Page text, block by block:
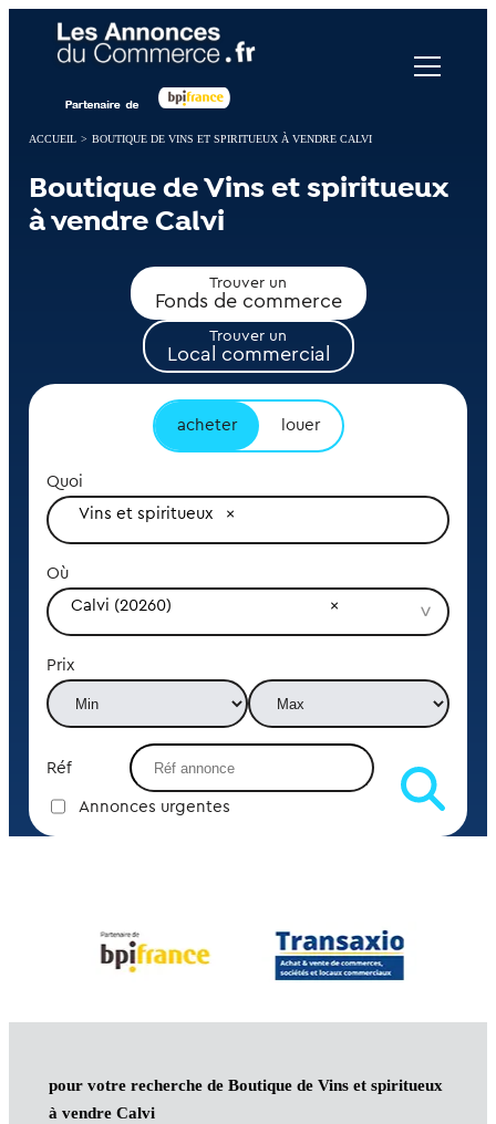
ACCUEIL > BOUTIQUE DE VINS ET SPIRITUEUX À VENDRE CALVI
Boutique de Vins et spiritueux
à vendre Calvi
Trouver un
Fonds de commerce
Trouver un
Local commercial
acheter louer
Quoi
Vins et spiritueux
Où
Calvi (20260)
Prix
Réf
Annonces urgentes
pour votre recherche de Boutique de Vins et spiritueux
à vendre Calvi
Panneau de gestion des cookies